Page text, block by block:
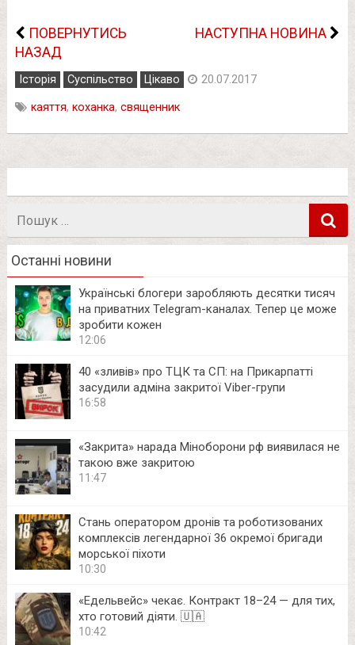
ПОВЕРНУТИСЬ
НАЗАД
НАСТУПНА НОВИНА
Історія Суспільство Цікаво 20.07.2017
каяття, коханка, священник
Останні новини
Українські блогери заробляють десятки тисяч
на приватних Telegram-каналах. Тепер це може
зробити кожен
12:06
40 «зливів» про ТЦК та СП: на Прикарпатті
засудили адміна закритої Viber-групи
16:58
«Закрита» нарада Міноборони рф виявилася не
такою вже закритою
11:47
Стань оператором дронів та роботизованих
комплексів легендарної 36 окремої бригади
морської піхоти
10:30
«Едельвейс» чекає. Контракт 18–24 — для тих,
хто готовий діяти. 🇺🇦
10:42